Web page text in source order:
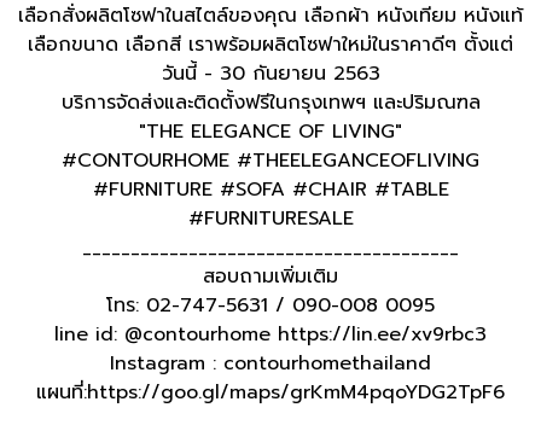
เลือกสั่งผลิตโซฟาในสไตล์ของคุณ เลือกผ้า หนังเทียม หนังแท้
เลือกขนาด เลือกสี เราพร้อมผลิตโซฟาใหม่ในราคาดีๆ ตั้งแต่
วันนี้ - 30 กันยายน 2563
บริการจัดส่งและติดตั้งฟรีในกรุงเทพฯ และปริมณฑล
"THE ELEGANCE OF LIVING"
#CONTOURHOME #THEELEGANCEOFLIVING
#FURNITURE #SOFA #CHAIR #TABLE
#FURNITURESALE
_______________________________________
สอบถามเพิ่มเติม
โทร: 02-747-5631 / 090-008 0095
line id: @contourhome https://lin.ee/xv9rbc3
Instagram : contourhomethailand
แผนที่:https://goo.gl/maps/grKmM4pqoYDG2TpF6